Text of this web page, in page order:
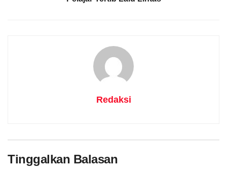
Redaksi
Tinggalkan Balasan